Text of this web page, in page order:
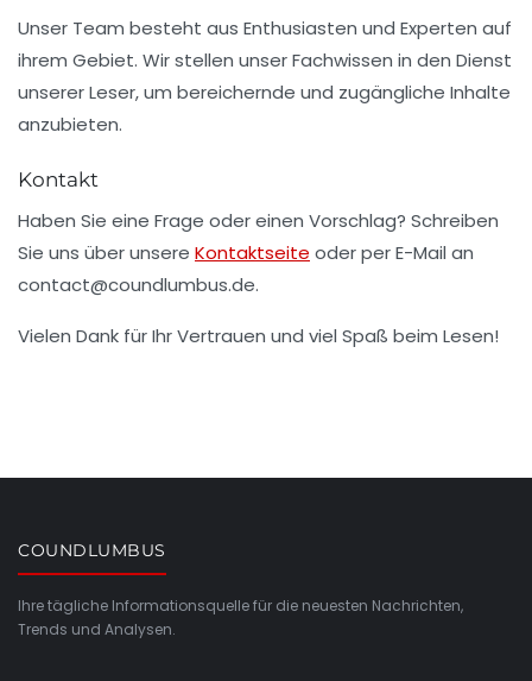
Unser Team besteht aus Enthusiasten und Experten auf
ihrem Gebiet. Wir stellen unser Fachwissen in den Dienst
unserer Leser, um bereichernde und zugängliche Inhalte
anzubieten.
Kontakt
Haben Sie eine Frage oder einen Vorschlag? Schreiben
Sie uns über unsere Kontaktseite oder per E-Mail an
contact@coundlumbus.de.
Vielen Dank für Ihr Vertrauen und viel Spaß beim Lesen!
COUNDLUMBUS
Ihre tägliche Informationsquelle für die neuesten Nachrichten,
Trends und Analysen.